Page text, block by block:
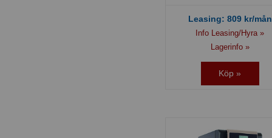
Leasing: 809kr/mån
Info Leasing/Hyra »
Lagerinfo »
Köp »